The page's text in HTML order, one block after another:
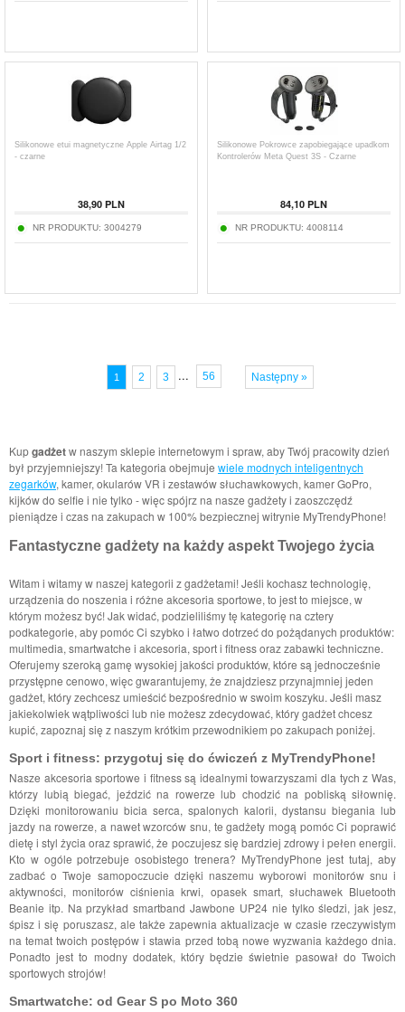
Silikonowe etui magnetyczne Apple Airtag 1/2
- czarne
38,90 PLN
NR PRODUKTU: 3004279
Silikonowe Pokrowce zapobiegające upadkom
Kontrolerów Meta Quest 3S - Czarne
84,10 PLN
NR PRODUKTU: 4008114
1 2 3 ... 56 Następny »
Kupgadżetw naszym sklepie internetowym i spraw, aby Twój pracowity dzień
był przyjemniejszy! Ta kategoria obejmuje wiele modnych inteligentnych
zegarków, kamer, okularów VR i zestawów słuchawkowych, kamer GoPro,
kijków do selfie i nie tylko - więc spójrz na nasze gadżety i zaoszczędź
pieniądze i czas na zakupach w 100% bezpiecznej witrynie MyTrendyPhone!
Fantastyczne gadżety na każdy aspekt Twojego życia
Witam i witamy w naszej kategorii z gadżetami! Jeśli kochasz technologię,
urządzenia do noszenia i różne akcesoria sportowe, to jest to miejsce, w
którym możesz być! Jak widać, podzieliliśmy tę kategorię na cztery
podkategorie, aby pomóc Ci szybko i łatwo dotrzeć do pożądanych produktów:
multimedia, smartwatche i akcesoria, sport i fitness oraz zabawki techniczne.
Oferujemy szeroką gamę wysokiej jakości produktów, które są jednocześnie
przystępne cenowo, więc gwarantujemy, że znajdziesz przynajmniej jeden
gadżet, który zechcesz umieścić bezpośrednio w swoim koszyku. Jeśli masz
jakiekolwiek wątpliwości lub nie możesz zdecydować, który gadżet chcesz
kupić, zapoznaj się z naszym krótkim przewodnikiem po zakupach poniżej.
Sport i fitness: przygotuj się do ćwiczeń z MyTrendyPhone!
Nasze akcesoria sportowe i fitness są idealnymi towarzyszami dla tych z Was,
którzy lubią biegać, jeździć na rowerze lub chodzić na pobliską siłownię.
Dzięki monitorowaniu bicia serca, spalonych kalorii, dystansu biegania lub
jazdy na rowerze, a nawet wzorców snu, te gadżety mogą pomóc Ci poprawić
dietę i styl życia oraz sprawić, że poczujesz się bardziej zdrowy i pełen energii.
Kto w ogóle potrzebuje osobistego trenera? MyTrendyPhone jest tutaj, aby
zadbać o Twoje samopoczucie dzięki naszemu wyborowi monitorów snu i
aktywności, monitorów ciśnienia krwi, opasek smart, słuchawek Bluetooth
Beanie itp. Na przykład smartband Jawbone UP24 nie tylko śledzi, jak jesz,
śpisz i się poruszasz, ale także zapewnia aktualizacje w czasie rzeczywistym
na temat twoich postępów i stawia przed tobą nowe wyzwania każdego dnia.
Ponadto jest to modny dodatek, który będzie świetnie pasował do Twoich
sportowych strojów!
Smartwatche: od Gear S po Moto 360